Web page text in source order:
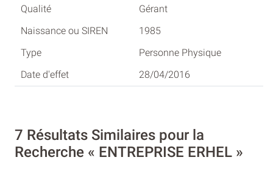
Gérant
1985
Personne Physique
28/04/2016
7 Résultats Similaires pour la
Recherche « ENTREPRISE ERHEL »